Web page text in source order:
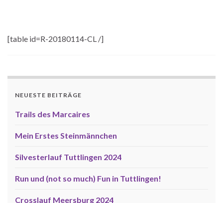
[table id=R-20180114-CL /]
NEUESTE BEITRÄGE
Trails des Marcaires
Mein Erstes Steinmännchen
Silvesterlauf Tuttlingen 2024
Run und (not so much) Fun in Tuttlingen!
Crosslauf Meersburg 2024